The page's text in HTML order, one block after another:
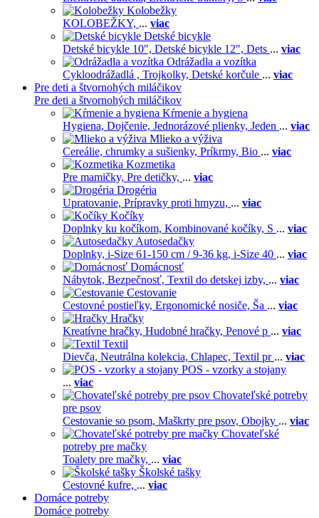
Kolobežky
KOLOBEŽKY, ... viac
Detské bicykle
Detské bicykle 10", Detské bicykle 12", Dets ... viac
Odrážadla a vozítka
Cykloodrážadlá , Trojkolky, Detské korčule ... viac
Pre deti a štvornohých miláčikov
Pre deti a štvornohých miláčikov
Kŕmenie a hygiena
Hygiena, Dojčenie, Jednorázové plienky, Jeden ... viac
Mlieko a výživa
Cereálie, chrumky a sušienky, Príkrmy, Bio ... viac
Kozmetika
Pre mamičky, Pre detičky, ... viac
Drogéria
Upratovanie, Prípravky proti hmyzu, ... viac
Kočíky
Doplnky ku kočíkom, Kombinované kočíky, S ... viac
Autosedačky
Doplnky, i-Size 61-150 cm / 9-36 kg, i-Size 40 ... viac
Domácnosť
Nábytok, Bezpečnosť, Textil do detskej izby, ... viac
Cestovanie
Cestovné postieľky, Ergonomické nosiče, Ša ... viac
Hračky
Kreatívne hračky, Hudobné hračky, Penové p ... viac
Textil
Dievča, Neutrálna kolekcia, Chlapec, Textil pr ... viac
POS - vzorky a stojany
... viac
Chovateľské potreby
pre psov
Cestovanie so psom, Maškrty pre psov, Obojky ... viac
Chovateľské
potreby pre mačky
Toalety pre mačky, ... viac
Školské tašky
Cestovné kufre, ... viac
Domáce potreby
Domáce potreby